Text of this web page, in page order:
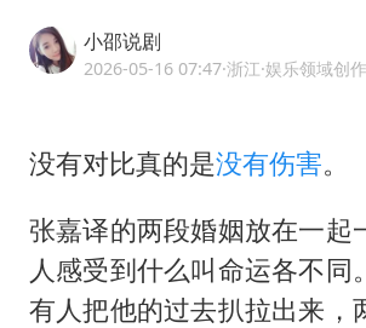
小邵说剧
2026-05-16 07:47·浙江·娱乐领域创
没有对比真的是没有伤害。
张嘉译的两段婚姻放在一起
人感受到什么叫命运各不同
有人把他的过去扒拉出来，